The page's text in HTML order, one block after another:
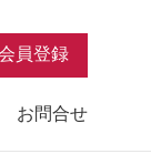
員登録
お問合せ